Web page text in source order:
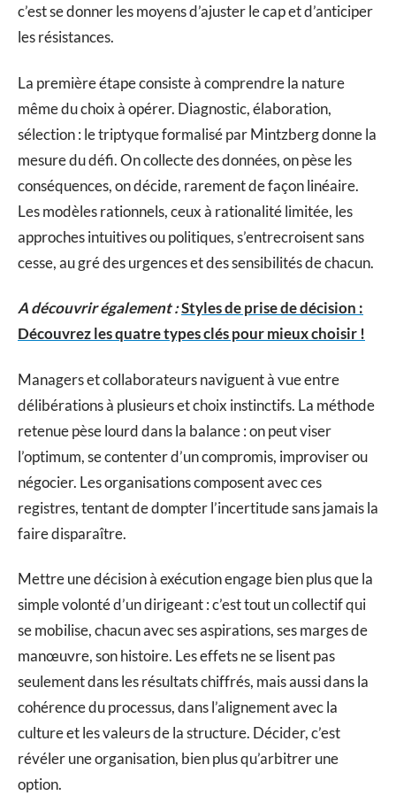
c’est se donner les moyens d’ajuster le cap et d’anticiper
les résistances.
La première étape consiste à comprendre la nature
même du choix à opérer. Diagnostic, élaboration,
sélection : le triptyque formalisé par Mintzberg donne la
mesure du défi. On collecte des données, on pèse les
conséquences, on décide, rarement de façon linéaire.
Les modèles rationnels, ceux à rationalité limitée, les
approches intuitives ou politiques, s’entrecroisent sans
cesse, au gré des urgences et des sensibilités de chacun.
A découvrir également :Styles de prise de décision :
Découvrez les quatre types clés pour mieux choisir !
Managers et collaborateurs naviguent à vue entre
délibérations à plusieurs et choix instinctifs. La méthode
retenue pèse lourd dans la balance : on peut viser
l’optimum, se contenter d’un compromis, improviser ou
négocier. Les organisations composent avec ces
registres, tentant de dompter l’incertitude sans jamais la
faire disparaître.
Mettre une décision à exécution engage bien plus que la
simple volonté d’un dirigeant : c’est tout un collectif qui
se mobilise, chacun avec ses aspirations, ses marges de
manœuvre, son histoire. Les effets ne se lisent pas
seulement dans les résultats chiffrés, mais aussi dans la
cohérence du processus, dans l’alignement avec la
culture et les valeurs de la structure. Décider, c’est
révéler une organisation, bien plus qu’arbitrer une
option.